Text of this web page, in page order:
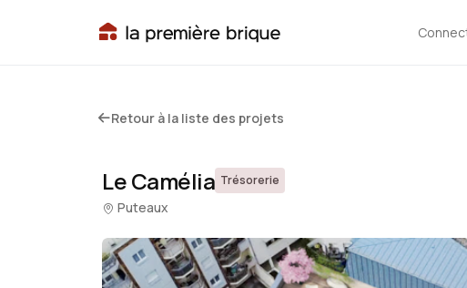
Retour à la liste des projets
Le Camélia Trésorerie
Puteaux